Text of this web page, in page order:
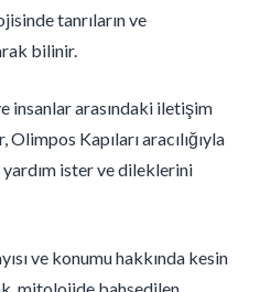
tanrıların ve
bilinir.
insanlar arasındaki iletişim
Olimpos Kapıları aracılığıyla
ister ve dileklerini
ve konumu hakkında kesin